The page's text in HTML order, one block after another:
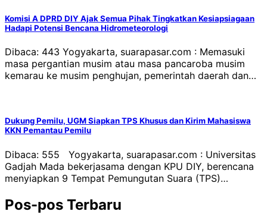
Komisi A DPRD DIY Ajak Semua Pihak Tingkatkan Kesiapsiagaan
Hadapi Potensi Bencana Hidrometeorologi
Dibaca: 443 Yogyakarta, suarapasar.com : Memasuki
masa pergantian musim atau masa pancaroba musim
kemarau ke musim penghujan, pemerintah daerah dan…
Dukung Pemilu, UGM Siapkan TPS Khusus dan Kirim Mahasiswa
KKN Pemantau Pemilu
Dibaca: 555 Yogyakarta, suarapasar.com : Universitas
Gadjah Mada bekerjasama dengan KPU DIY, berencana
menyiapkan 9 Tempat Pemungutan Suara (TPS)…
Pos-pos Terbaru